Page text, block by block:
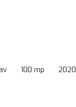
100 mp 2020